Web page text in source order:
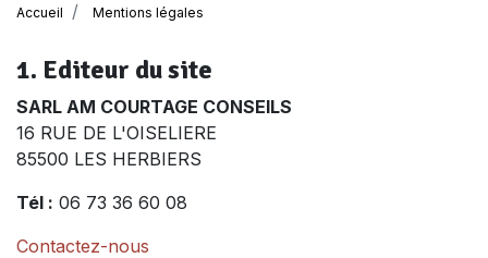
Accueil Mentions légales
1. Editeur du site
SARL AM COURTAGE CONSEILS
16 RUE DE L'OISELIERE
85500 LES HERBIERS
Tél : 06 73 36 60 08
Contactez-nous